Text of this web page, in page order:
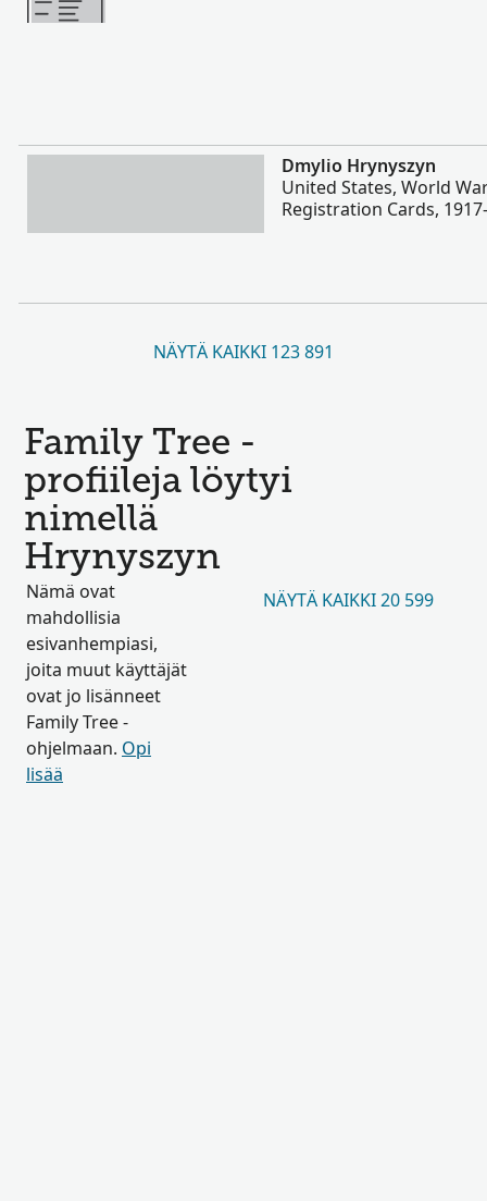
Enemmän
Dmylio Hrynyszyn
United States, World
Registration Cards,
NÄYTÄ KAIKKI 123 891
Family Tree -
profiileja löytyi
nimellä
Hrynyszyn
Nämä ovat
mahdollisia
esivanhempiasi,
joita muut käyttäjät
ovat jo lisänneet
Family Tree -
ohjelmaan. Opi
lisää
NÄYTÄ KAIKKI 20 599